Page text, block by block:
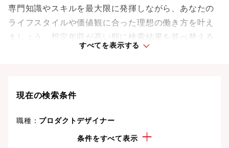
専門知識やスキルを最大限に発揮しながら、あなたの
ライフスタイルや価値観に合った理想の働き方を叶え
ましょう。想定年収が高い順に検索結果を並べ替える
すべてを表示する
現在の検索条件
職種： プロダクトデザイナー
200万円以上条件をすべて表示